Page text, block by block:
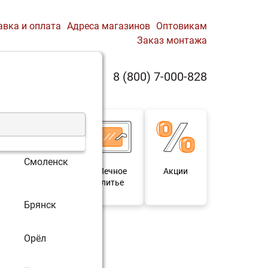
Смоленск
Брянск
Орёл
и оплата Адреса магазинов Оптовикам
Заказ монтажа
8 (800) 7-000-828
Печное
литье
Акции